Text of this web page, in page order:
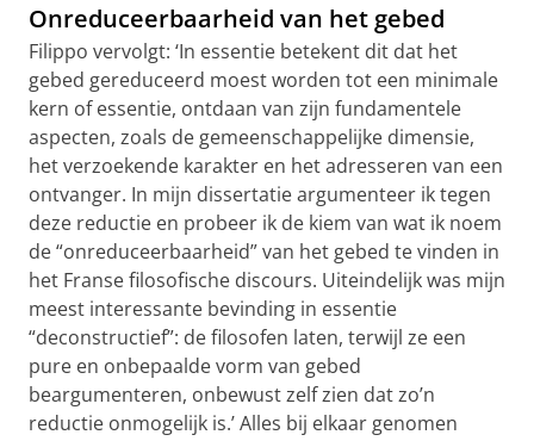
Onreduceerbaarheid van het gebed
Filippo vervolgt: ‘In essentie betekent dit dat het
gebed gereduceerd moest worden tot een minimale
kern of essentie, ontdaan van zijn fundamentele
aspecten, zoals de gemeenschappelijke dimensie,
het verzoekende karakter en het adresseren van een
ontvanger. In mijn dissertatie argumenteer ik tegen
deze reductie en probeer ik de kiem van wat ik noem
de “onreduceerbaarheid” van het gebed te vinden in
het Franse filosofische discours. Uiteindelijk was mijn
meest interessante bevinding in essentie
“deconstructief”: de filosofen laten, terwijl ze een
pure en onbepaalde vorm van gebed
beargumenteren, onbewust zelf zien dat zo’n
reductie onmogelijk is.’ Alles bij elkaar genomen